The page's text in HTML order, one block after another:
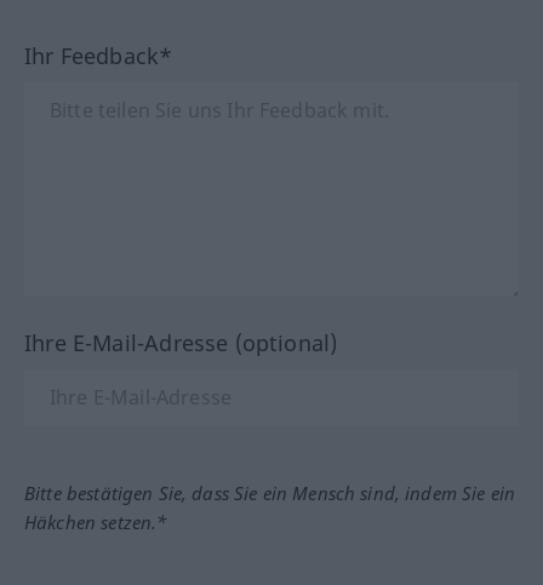
Ihr Feedback*
Ihre E-Mail-Adresse (optional)
Bitte bestätigen Sie, dass Sie ein Mensch sind, indem Sie ein
Häkchen setzen.*